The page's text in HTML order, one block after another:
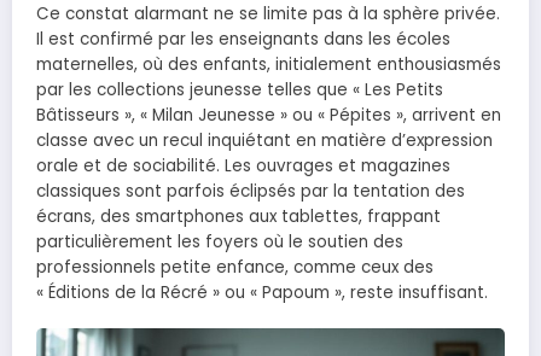
Ce constat alarmant ne se limite pas à la sphère privée.
Il est confirmé par les enseignants dans les écoles
maternelles, où des enfants, initialement enthousiasmés
par les collections jeunesse telles que « Les Petits
Bâtisseurs », « Milan Jeunesse » ou « Pépites », arrivent en
classe avec un recul inquiétant en matière d’expression
orale et de sociabilité. Les ouvrages et magazines
classiques sont parfois éclipsés par la tentation des
écrans, des smartphones aux tablettes, frappant
particulièrement les foyers où le soutien des
professionnels petite enfance, comme ceux des
« Éditions de la Récré » ou « Papoum », reste insuffisant.